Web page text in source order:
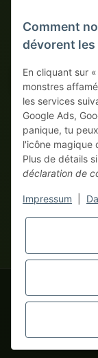
Sur facture
vrais monstres
entrepreneurs
Les prix en
taux de change
© 2020-2026
Des
Comment
dévorent les
En cliquant sur
monstres
les services
Google Ads,
panique, tu
l'icône magique
Plus de détails
déclaration de
Impressum